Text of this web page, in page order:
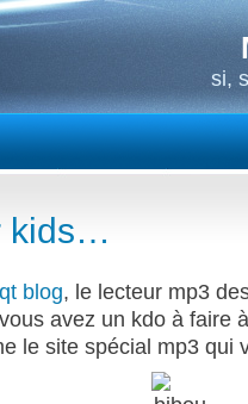
si,
kids…
blog, le lecteur mp3
avez un kdo à faire
le site spécial mp3 qui